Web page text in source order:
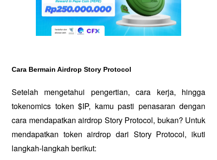
Cara Bermain Airdrop Story Protocol
Setelah mengetahui pengertian, cara kerja, hingga
tokenomics token $IP, kamu pasti penasaran dengan
cara mendapatkan airdrop Story Protocol, bukan? Untuk
mendapatkan token airdrop dari Story Protocol, ikuti
langkah-langkah berikut: